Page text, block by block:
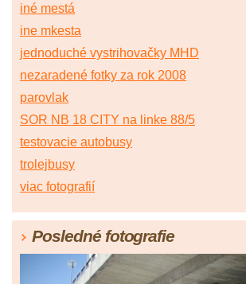
iné mestá
ine mkesta
jednoduché vystrihovačky MHD
nezaradené fotky za rok 2008
parovlak
SOR NB 18 CITY na linke 88/5
testovacie autobusy
trolejbusy
viac fotografií
Posledné fotografie